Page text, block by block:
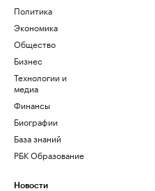
Политика
Экономика
Общество
Бизнес
Технологии и
медиа
Финансы
Биографии
База знаний
РБК Образование
Новости